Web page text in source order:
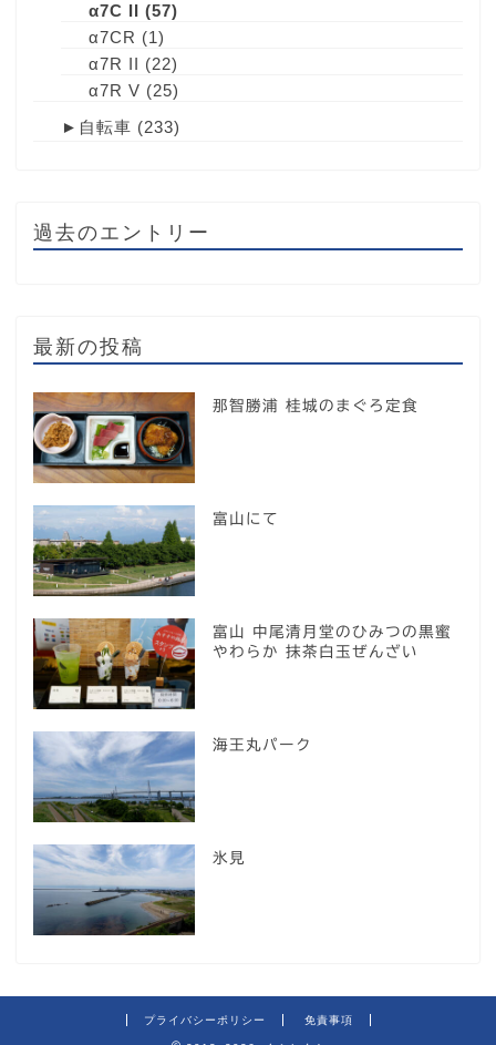
α7C II (57)
α7CR (1)
α7R II (22)
α7R V (25)
► 自転車 (233)
過去のエントリー
最新の投稿
那智勝浦 桂城のまぐろ定食
富山にて
富山 中尾清月堂のひみつの黒蜜
やわらか 抹茶白玉ぜんざい
海王丸パーク
氷見
プライバシーポリシー 免責事項